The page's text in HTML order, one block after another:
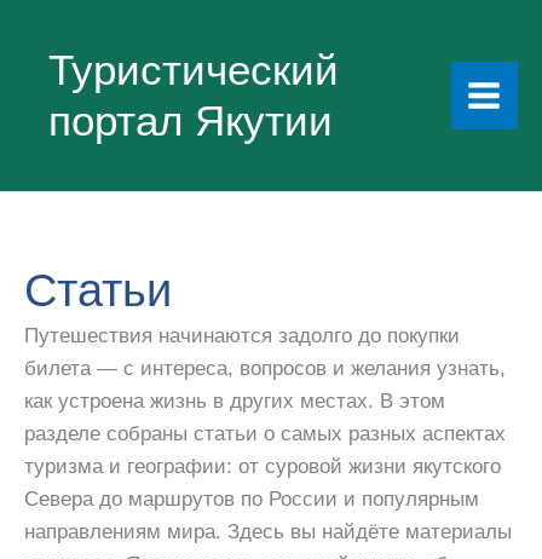
содержимому
Туристический
портал Якутии
Статьи
Путешествия начинаются задолго до покупки
билета — с интереса, вопросов и желания узнать,
как устроена жизнь в других местах. В этом
разделе собраны статьи о самых разных аспектах
туризма и географии: от суровой жизни якутского
Севера до маршрутов по России и популярным
направлениям мира. Здесь вы найдёте материалы